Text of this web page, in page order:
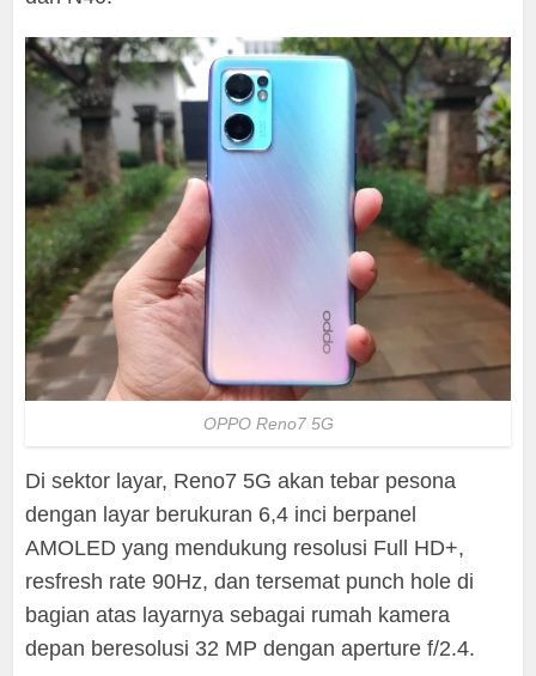
OPPO Reno7 5G
Di sektor layar, Reno7 5G akan tebar pesona
dengan layar berukuran 6,4 inci berpanel
AMOLED yang mendukung resolusi Full HD+,
resfresh rate 90Hz, dan tersemat punch hole di
bagian atas layarnya sebagai rumah kamera
depan beresolusi 32 MP dengan aperture f/2.4.